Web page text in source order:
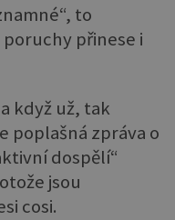
to
přinese i
když už, tak
poplašná zpráva o
dospělí“
jsou
cosi.